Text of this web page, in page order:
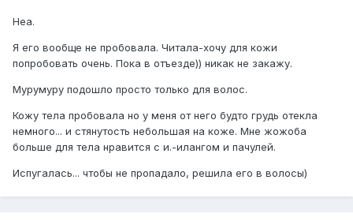
Неа.
Я его вообще не пробовала. Читала-хочу для кожи
попробовать очень. Пока в отъезде)) никак не закажу.
Мурумуру подошло просто только для волос.
Кожу тела пробовала но у меня от него будто грудь отекла
немного... и стянутость небольшая на коже. Мне жожоба
больше для тела нравится с и.-илангом и пачулей.
Испугалась... чтобы не пропадало, решила его в волосы)